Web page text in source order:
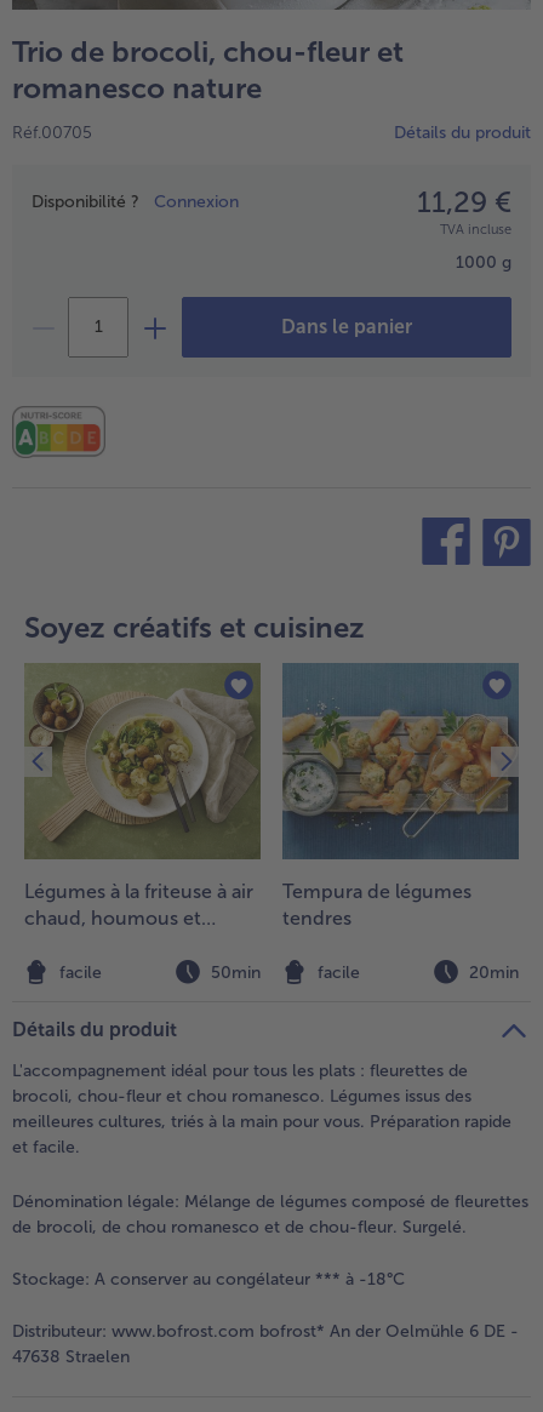
TousUstensiles de cuisine
Gâteaux & Tartes
Tousbofrost*free
High Protein
TousAlternatives végétale
Friteuse à air chaud
Trio de brocoli, chou-fleur et
romanesco nature
Réf.00705 Détails du produit
Prix
Disponibilité ? Connexion 11,29 €
TVA incluse
1000 g
Dans le panier
Soyez créatifs et cuisinez
Légumes à la friteuse à air
chaud, houmous et
facile 50min
Tempura de légumes
tendres
facile 20min
Détails du produit
L'accompagnement idéal pour tous les plats : fleurettes de
brocoli, chou-fleur et chou romanesco. Légumes issus des
meilleures cultures, triés à la main pour vous. Préparation rapide
et facile.
Dénomination légale: Mélange de légumes composé de fleurettes
de brocoli, de chou romanesco et de chou-fleur. Surgelé.
Stockage: A conserver au congélateur *** à -18°C
Distributeur: www.bofrost.com bofrost* An der Oelmühle 6 DE -
47638 Straelen